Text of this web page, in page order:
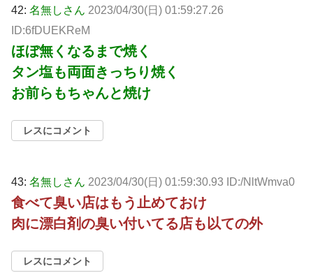
42: 名無しさん 2023/04/30(日) 01:59:27.26
ID:6fDUEKReM
ほぼ無くなるまで焼く
タン塩も両面きっちり焼く
お前らもちゃんと焼け
レスにコメント
43: 名無しさん 2023/04/30(日) 01:59:30.93 ID:/NltWmva0
食べて臭い店はもう止めておけ
肉に漂白剤の臭い付いてる店も以ての外
レスにコメント